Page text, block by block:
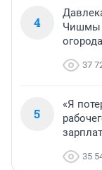
4
Чишмы
37
5
«Я
35